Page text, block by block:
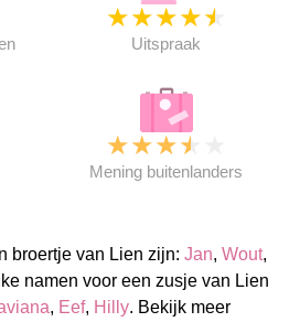
★★★★★
Uitspraak
★★★★
Mening buitenlanders
broertje van Lien zijn: Jan, Wout,
namen voor een zusje van Lien
, Eef, Hilly. Bekijk meer